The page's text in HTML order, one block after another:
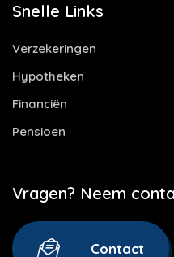
Snelle Links
Verzekeringen
Hypotheken
Financiën
Pensioen
Vragen? Neem
Contact